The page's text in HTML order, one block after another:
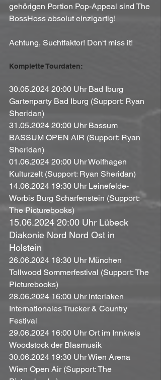
gehörigen Portion Pop-Appeal sind The
BossHoss absolut einzigartig!
Achtung, Suchtfaktor! Don‘t miss it!
Komplette Tourdaten:
30.05.2024 20:00 Uhr Bad Iburg
Gartenparty Bad Iburg (Support: Ryan
Sheridan)
31.05.2024 20:00 Uhr Bassum
BASSUM OPEN AIR (Support: Ryan
Sheridan)
01.06.2024 20:00 Uhr Wolfhagen
Kulturzelt (Support: Ryan Sheridan)
14.06.2024 19:30 Uhr Leinefelde-
Worbis Burg Scharfenstein (Support:
The Picturebooks)
15.06.2024 20:00 Uhr Lübeck
Diakonie Nord Nord Ost in
Holstein
26.06.2024 18:30 Uhr München
Tollwood Sommerfestival (Support: The
Picturebooks)
28.06.2024 16:00 Uhr Interlaken
Internationales Trucker & Country
Festival
29.06.2024 16:00 Uhr Ort im Innkreis
Woodstock der Blasmusik
30.06.2024 19:30 Uhr Wien Arena
Wien Open Air (Support: The